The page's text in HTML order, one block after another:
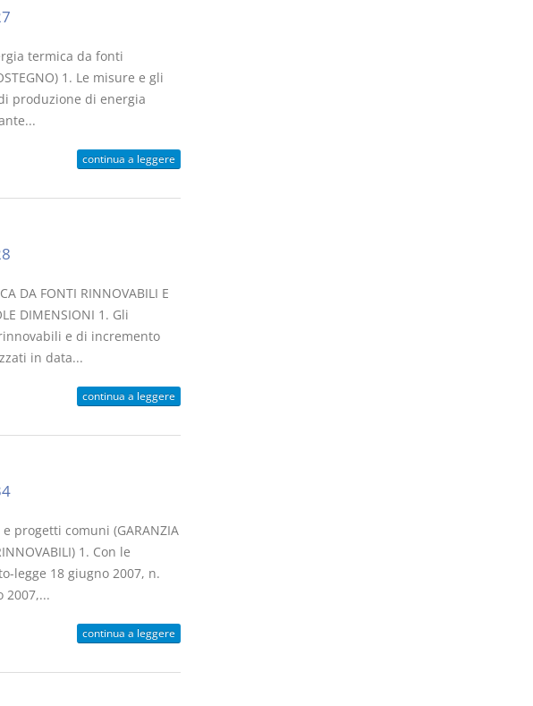
termica da fonti
1. Le misure e gli
produzione di energia
continua a leggere
DA FONTI RINNOVABILI E
DIMENSIONI 1. Gli
e di incremento
in data...
continua a leggere
progetti comuni (GARANZIA
1. Con le
legge 18 giugno 2007, n.
2007,...
continua a leggere